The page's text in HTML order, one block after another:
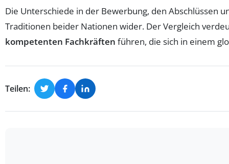
Die Unterschiede in der Bewerbung, den Abschlüssen
Traditionen beider Nationen wider. Der Vergleich
kompetenten Fachkräften führen, die sich in einem
Teilen: